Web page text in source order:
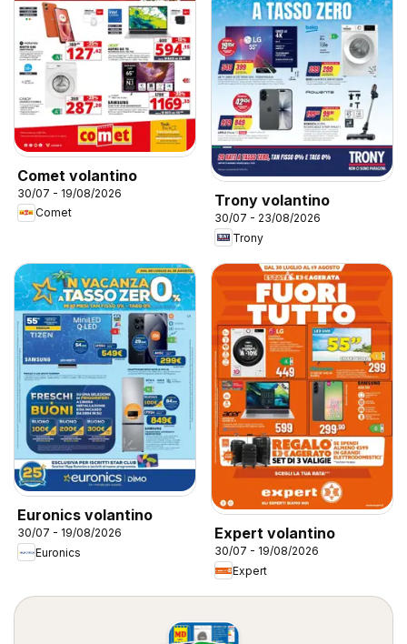
Comet volantino
30/07 - 19/08/2026
Comet
Trony volantino
30/07 - 23/08/2026
Trony
Euronics volantino
30/07 - 19/08/2026
Euronics
Expert volantino
30/07 - 19/08/2026
Expert